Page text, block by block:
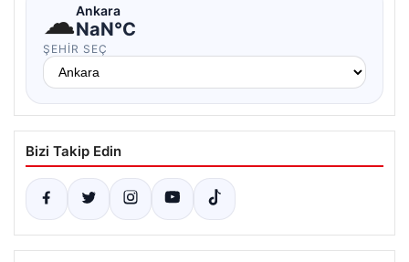
☁Ankara
NaN°C
ŞEHIR SEÇ
Bizi Takip Edin